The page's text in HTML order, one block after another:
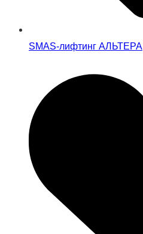
SMAS-лифтинг АЛЬТЕРА